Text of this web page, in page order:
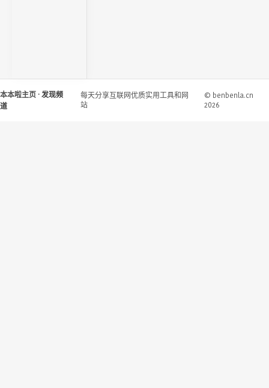
本本啦主页 · 发现频
道
每天分享互联网优质实用工具和网
站
© benbenla.cn
2026